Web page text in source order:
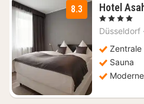
8.3 Hotel
, 4 Sterne
Düsseldorf ·
Zentrale
Sauna